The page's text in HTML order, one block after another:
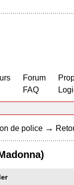
Forum
FAQ
de police →